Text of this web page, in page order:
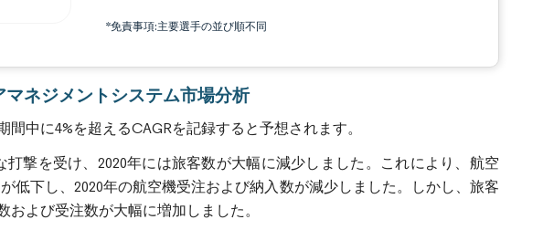
*免責事項:主要選手の並び順不同
ネジメントシステム市場分析
中に4%を超えるCAGRを記録すると予想されます。
撃を受け、2020年には旅客数が大幅に減少しました。これにより、航空
低下し、2020年の航空機受注および納入数が減少しました。しかし、旅客
よび受注数が大幅に増加しました。